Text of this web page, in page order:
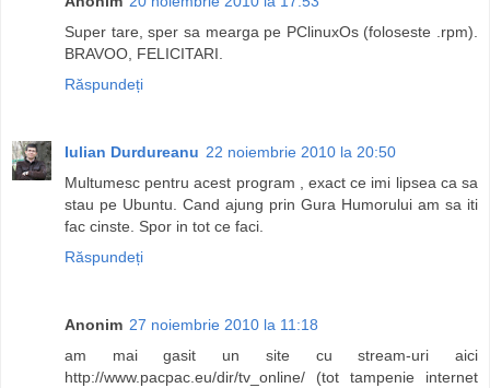
Super tare, sper sa mearga pe PClinuxOs (foloseste .rpm).
BRAVOO, FELICITARI.
Răspundeți
Iulian Durdureanu 22 noiembrie 2010 la 20:50
Multumesc pentru acest program , exact ce imi lipsea ca sa
stau pe Ubuntu. Cand ajung prin Gura Humorului am sa iti
fac cinste. Spor in tot ce faci.
Răspundeți
Anonim 27 noiembrie 2010 la 11:18
am mai gasit un site cu stream-uri aici
http://www.pacpac.eu/dir/tv_online/ (tot tampenie internet